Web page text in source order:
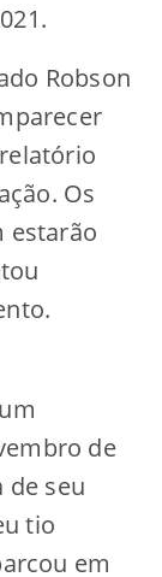
Robson
Os
estarão
de
de seu
tio
em